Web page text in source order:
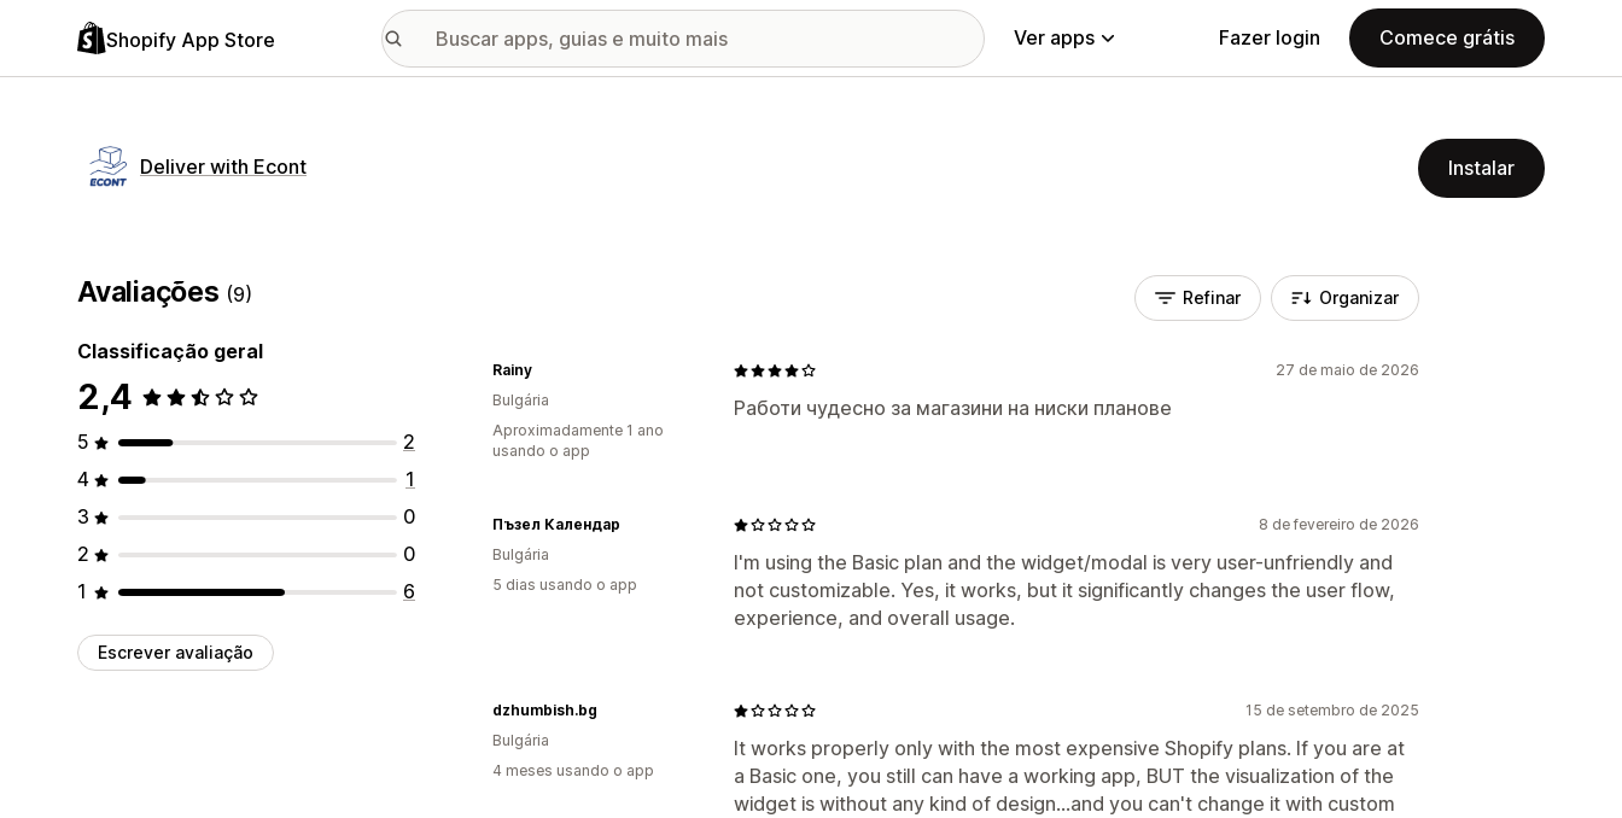
Shopify App Store Ver apps Fazer login Comece grátis
Deliver with Econt Instalar
Avaliações (9)
Classificação geral
2,4
5
2
4
1
3
0
2
0
1
6
Escrever avaliação
Refinar Organizar
27 de maio de 2026
Работи чудесно за магазини на ниски планове
Rainy
Bulgária
Aproximadamente 1 ano
usando o app
8 de fevereiro de 2026
I'm using the Basic plan and the widget/modal is very user-unfriendly and
not customizable. Yes, it works, but it significantly changes the user flow,
experience, and overall usage.
Пъзел Календар
Bulgária
5 dias usando o app
15 de setembro de 2025
It works properly only with the most expensive Shopify plans. If you are at
a Basic one, you still can have a working app, BUT the visualization of the
widget is without any kind of design...and you can't change it with custom
dzhumbish.bg
Bulgária
4 meses usando o app